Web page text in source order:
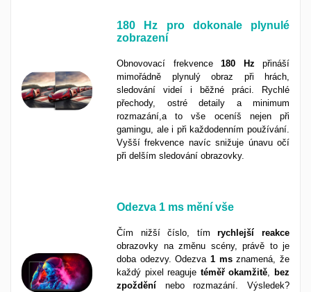
180 Hz pro dokonale plynulé
zobrazení
Obnovovací frekvence 180 Hz přináší
mimořádně plynulý obraz při hrách,
sledování videí i běžné práci. Rychlé
přechody, ostré detaily a minimum
rozmazání,a to vše oceníš nejen při
gamingu, ale i při každodenním používání.
Vyšší frekvence navíc snižuje únavu očí
při delším sledování obrazovky.
Odezva 1 ms mění vše
Čím nižší číslo, tímrychlejší
reakce
obrazovky na změnu scény, právě to je
doba odezvy. Odezva 1 msznamená, že
každý pixel reaguje téměř okamžitě ,bez
zpoždění nebo rozmazání. Výsledek?